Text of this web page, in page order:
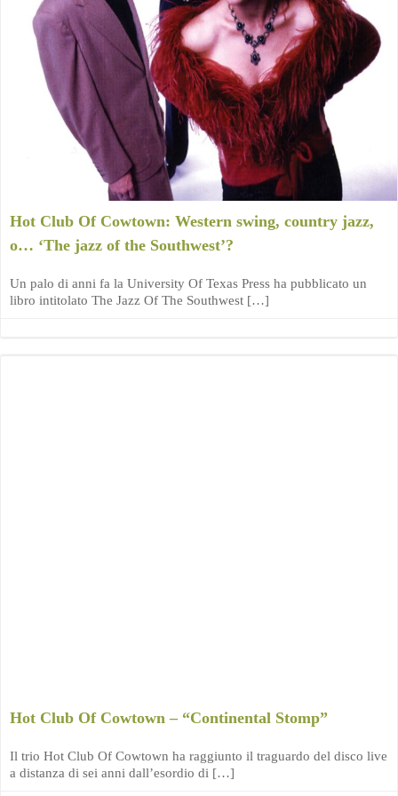
Hot Club Of Cowtown: Western swing, country jazz,
o… ‘The jazz of the Southwest’?
Un palo di anni fa la University Of Texas Press ha pubblicato un
libro intitolato The Jazz Of The Southwest […]
Hot Club Of Cowtown – “Continental Stomp”
Il trio Hot Club Of Cowtown ha raggiunto il traguardo del disco live
a distanza di sei anni dall’esordio di […]